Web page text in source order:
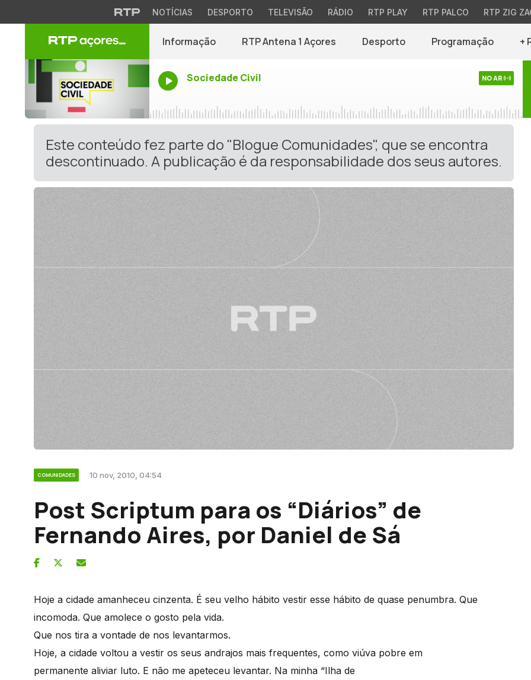
NOTÍCIAS DESPORTO TELEVISÃO RÁDIO RTP PLAY RTP PALCO RTP ZIG
Informação RTP Antena 1 Açores Desporto Programação +
Sociedade Civil NO AR
Este conteúdo fez parte do "Blogue Comunidades", que se encontra
descontinuado. A publicação é da responsabilidade dos seus autores.
COMUNIDADES 10 nov, 2010, 04:54
Post Scriptum para os “Diários” de
Fernando Aires, por Daniel de Sá
Hoje a cidade amanheceu cinzenta. É seu velho hábito vestir esse hábito de quase penumbra. Que
incomoda. Que amolece o gosto pela vida.
Que nos tira a vontade de nos levantarmos.
Hoje, a cidade voltou a vestir os seus andrajos mais frequentes, como viúva pobre em
permanente aliviar luto. E não me apeteceu levantar. Na minha “Ilha de